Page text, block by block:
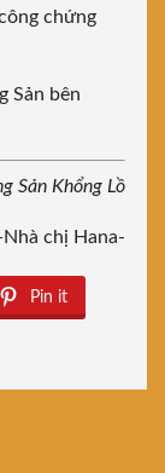
chứng
Sản bên
Sản Khổng Lồ
Nhà chị Hana-
Pin it